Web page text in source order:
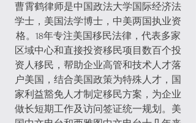
曹霄鹤律师是中国政法大学国际经济法
学士，美国法学博士，中美两国执业资
格。18年专注美国移民法律，代表多家
区域中心和直接投资移民项目数百个投
资人移民，帮助企业高管和技术人才落
户美国，结合美国政策为特殊人才，国
家利益豁免人才制定移民方案，为企业
做长短期工作及访问签证统一规划。美